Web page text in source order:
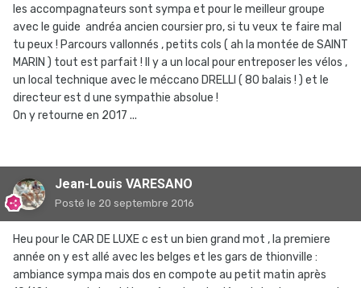
les accompagnateurs sont sympa et pour le meilleur groupe
avec le guide andréa ancien coursier pro, si tu veux te faire mal
tu peux ! Parcours vallonnés , petits cols ( ah la montée de SAINT
MARIN ) tout est parfait ! Il y a un local pour entreposer les vélos ,
un local technique avec le méccano DRELLI ( 80 balais ! ) et le
directeur est d une sympathie absolue !
On y retourne en 2017 ...
Jean-Louis VARESANO
Posté le 20 septembre 2016
Heu pour le CAR DE LUXE c est un bien grand mot , la premiere
année on y est allé avec les belges et les gars de thionville :
ambiance sympa mais dos en compote au petit matin après